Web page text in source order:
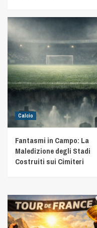
Calcio
Fantasmi in Campo: La
Maledizione degli Stadi
Costruiti sui Cimiteri